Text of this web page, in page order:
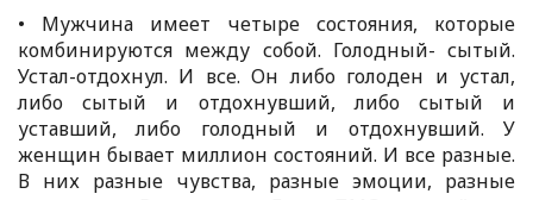
• Мужчина имеет четыре состояния, которые
комбинируются между собой. Голодный- сытый.
Устал-отдохнул. И все. Он либо голоден и устал,
либо сытый и отдохнувший, либо сытый и
уставший, либо голодный и отдохнувший. У
женщин бывает миллион состояний. И все разные.
В них разные чувства, разные эмоции, разные